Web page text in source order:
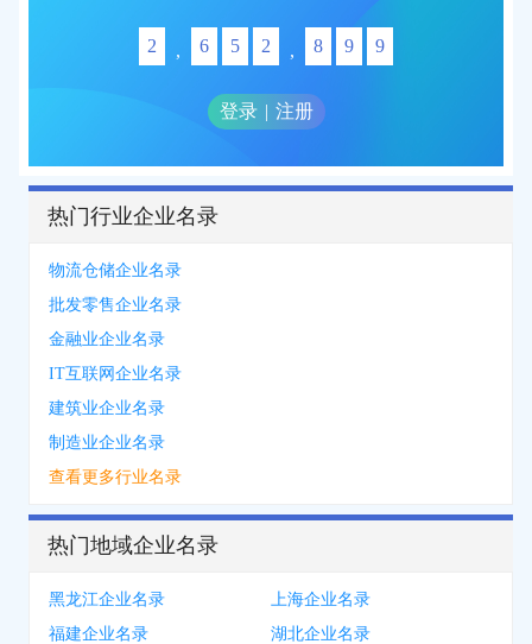
2 , 6 5 2 , 8 9 9
登录 | 注册
热门行业企业名录
物流仓储企业名录
批发零售企业名录
金融业企业名录
IT互联网企业名录
建筑业企业名录
制造业企业名录
查看更多行业名录
热门地域企业名录
黑龙江企业名录
上海企业名录
福建企业名录
湖北企业名录